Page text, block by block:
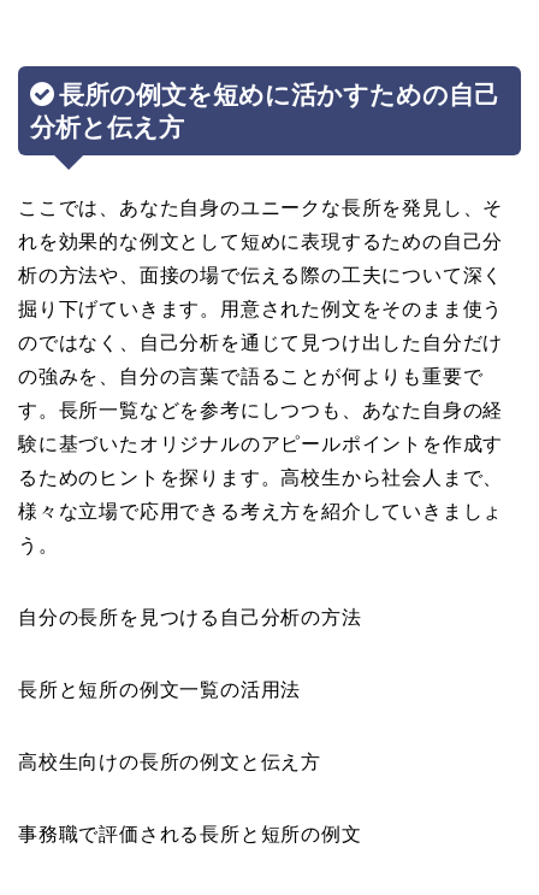
長所の例文を短めに活かすための自己
分析と伝え方
ここでは、あなた自身のユニークな長所を発見し、そ
れを効果的な例文として短めに表現するための自己分
析の方法や、面接の場で伝える際の工夫について深く
掘り下げていきます。用意された例文をそのまま使う
のではなく、自己分析を通じて見つけ出した自分だけ
の強みを、自分の言葉で語ることが何よりも重要で
す。長所一覧などを参考にしつつも、あなた自身の経
験に基づいたオリジナルのアピールポイントを作成す
るためのヒントを探ります。高校生から社会人まで、
様々な立場で応用できる考え方を紹介していきましょ
う。
自分の長所を見つける自己分析の方法
長所と短所の例文一覧の活用法
高校生向けの長所の例文と伝え方
事務職で評価される長所と短所の例文